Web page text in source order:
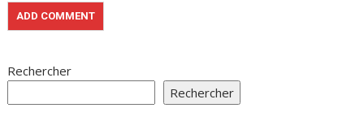
Rechercher
Rechercher